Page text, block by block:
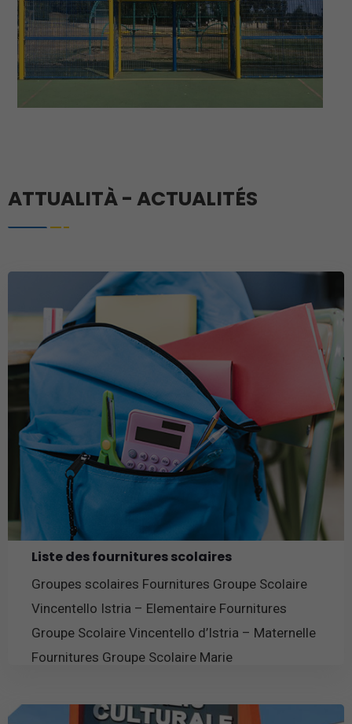
ATTUALITÀ - ACTUALITÉS
Liste des fournitures scolaires
Groupes scolaires Fournitures Groupe Scolaire
Vincentello Istria – Elementaire Fournitures
Groupe Scolaire Vincentello d’Istria – Maternelle
Fournitures Groupe Scolaire Marie